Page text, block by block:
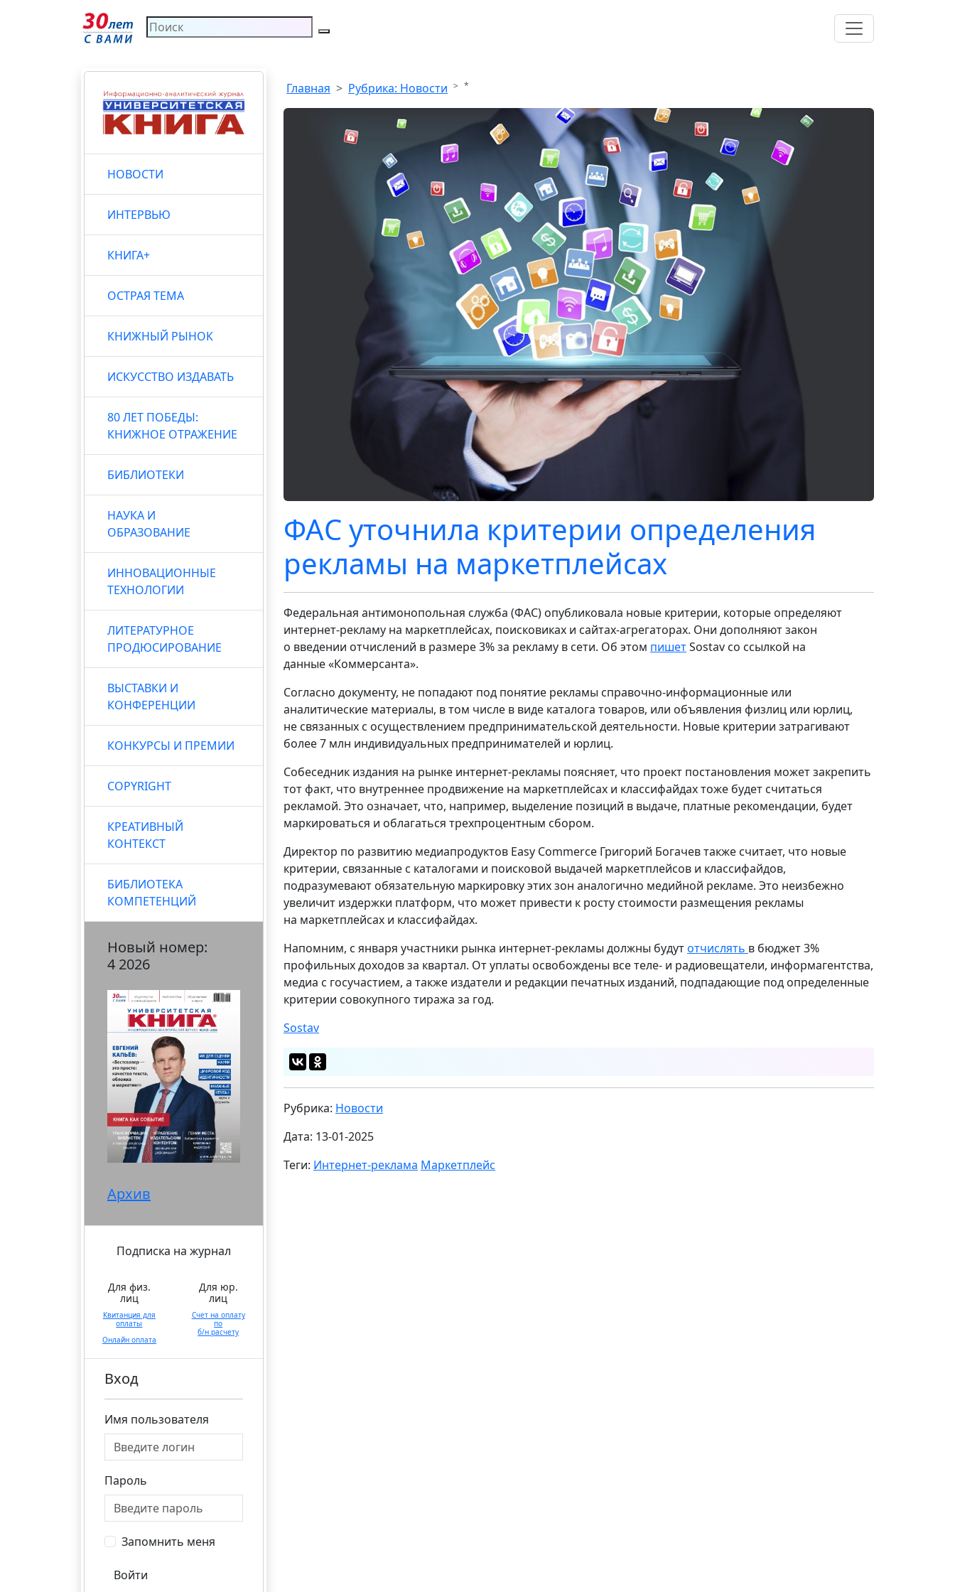
НОВОСТИ
ИНТЕРВЬЮ
КНИГА+
ОСТРАЯ ТЕМА
КНИЖНЫЙ РЫНОК
ИСКУССТВО ИЗДАВАТЬ
80 ЛЕТ ПОБЕДЫ:
КНИЖНОЕ ОТРАЖЕНИЕ
БИБЛИОТЕКИ
НАУКА И
ОБРАЗОВАНИЕ
ИННОВАЦИОННЫЕ
ТЕХНОЛОГИИ
ЛИТЕРАТУРНОЕ
ПРОДЮСИРОВАНИЕ
ВЫСТАВКИ И
КОНФЕРЕНЦИИ
КОНКУРСЫ И ПРЕМИИ
COPYRIGHT
КРЕАТИВНЫЙ
КОНТЕКСТ
БИБЛИОТЕКА
КОМПЕТЕНЦИЙ
Новый номер:
4 2026
Архив
Подписка на журнал
Для физ.
лиц
Квитанция для
оплаты
Онлайн оплата
Для юр.
лиц
Счет на оплату
по
б/н расчету
Вход
Имя пользователя
Пароль
Запомнить меня
Войти
Главная Рубрика: Новости *
ФАС уточнила критерии определения
рекламы на маркетплейсах
Федеральная антимонопольная служба (ФАС) опубликовала новые критерии, которые определяют
интернет-рекламу на маркетплейсах, поисковиках и сайтах-агрегаторах. Они дополняют закон
о введении отчислений в размере 3% за рекламу в сети. Об этом пишетSostav со ссылкой на
данные «Коммерсанта».
Согласно документу, не попадают под понятие рекламы справочно-информационные или
аналитические материалы, в том числе в виде каталога товаров, или объявления физлиц или юрлиц,
не связанных с осуществлением предпринимательской деятельности. Новые критерии затрагивают
более 7 млн индивидуальных предпринимателей и юрлиц.
Собеседник издания на рынке интернет-рекламы поясняет, что проект постановления может закрепить
тот факт, что внутреннее продвижение на маркетплейсах и классифайдах тоже будет считаться
рекламой. Это означает, что, например, выделение позиций в выдаче, платные рекомендации, будет
маркироваться и облагаться трехпроцентным сбором.
Директор по развитию медиапродуктов Easy Commerce Григорий Богачев также считает, что новые
критерии, связанные с каталогами и поисковой выдачей маркетплейсов и классифайдов,
подразумевают обязательную маркировку этих зон аналогично медийной рекламе. Это неизбежно
увеличит издержки платформ, что может привести к росту стоимости размещения рекламы
на маркетплейсах и классифайдах.
Напомним, с января участники рынка интернет-рекламы должны будутотчислять в бюджет 3%
профильных доходов за квартал. От уплаты освобождены все теле- и радиовещатели, информагентства,
медиа с госучастием, а также издатели и редакции печатных изданий, подпадающие под определенные
критерии совокупного тиража за год.
Sostav
Рубрика: Новости
Дата: 13-01-2025
Теги: Интернет-реклама Маркетплейс